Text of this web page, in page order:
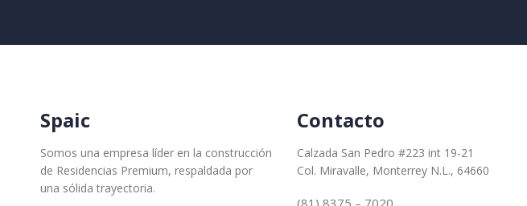
Spaic
Somos una empresa líder en la construcción
de Residencias Premium, respaldada por
una sólida trayectoria.
Contacto
Calzada San Pedro #223 int 19-21
Col. Miravalle, Monterrey N.L., 64660